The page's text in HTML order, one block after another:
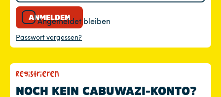
T
O
Angemeldet bleiben
ANMELDEN
Passwort vergessen?
Registrieren
NOCH KEIN CABUWAZI-KONTO?